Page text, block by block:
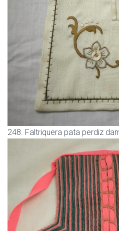
248. Faltriquera pata perdiz